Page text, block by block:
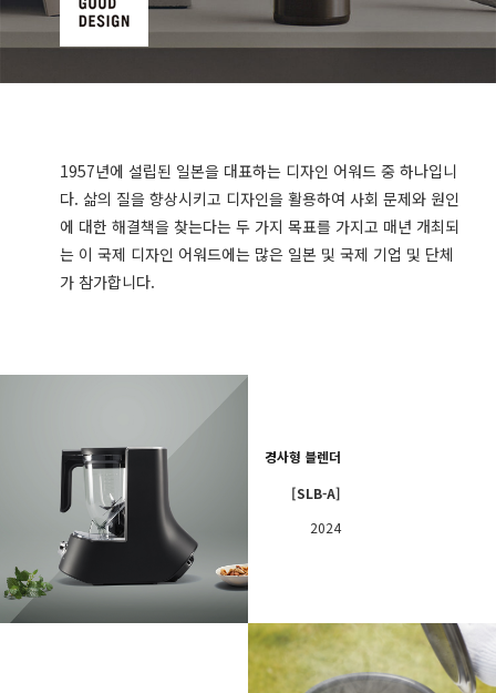
1957년에 설립된 일본을 대표하는 디자인 어워드 중 하나입니
다. 삶의 질을 향상시키고 디자인을 활용하여 사회 문제와 원인
에 대한 해결책을 찾는다는 두 가지 목표를 가지고 매년 개최되
는 이 국제 디자인 어워드에는 많은 일본 및 국제 기업 및 단체
가 참가합니다.
경사형 블렌더
[SLB-A]
2024